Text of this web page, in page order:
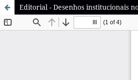
Editorial - Desenhos institucionais